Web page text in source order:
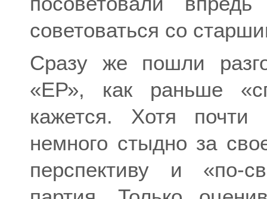
советоваться со
Сразу же пошли
«ЕР», как раньше
кажется. Хотя почти
немного стыдно за
перспективу и «по-